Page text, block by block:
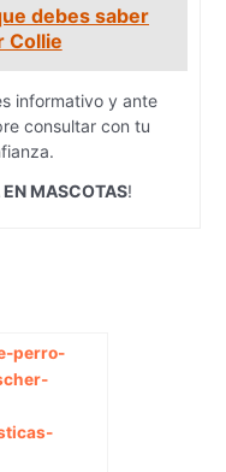
debes saber
Collie
informativo y ante
consultar con tu
MASCOTAS!